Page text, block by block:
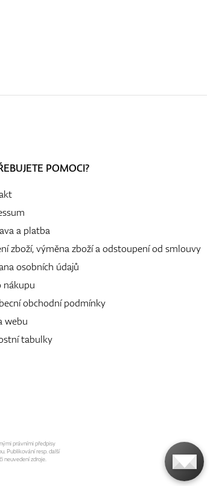
POMOCI?
a platba
zboží, výměna zboží a odstoupení od smlouvy
osobních údajů
nákupu
obchodní podmínky
webu
tabulky
právními předpisy
Publikování resp. další
neuvedení zdroje.